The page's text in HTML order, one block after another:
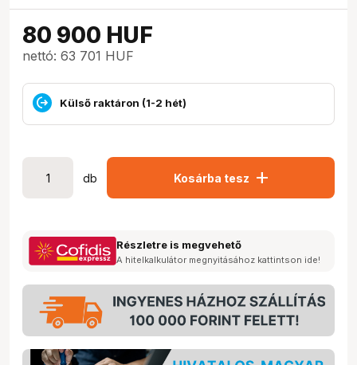
80 900 HUF
nettó: 63 701 HUF
Külső raktáron (1-2 hét)
db Kosárba tesz add
Részletre is megvehető
A hitelkalkulátor megnyitásához kattintson ide!